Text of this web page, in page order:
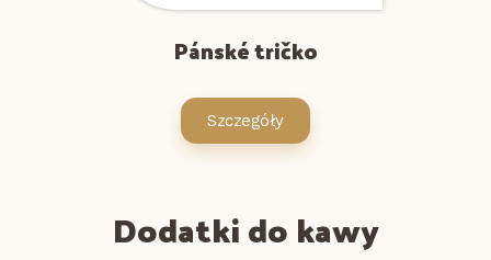
Pánské tričko
Szczegóły
Dodatki do kawy